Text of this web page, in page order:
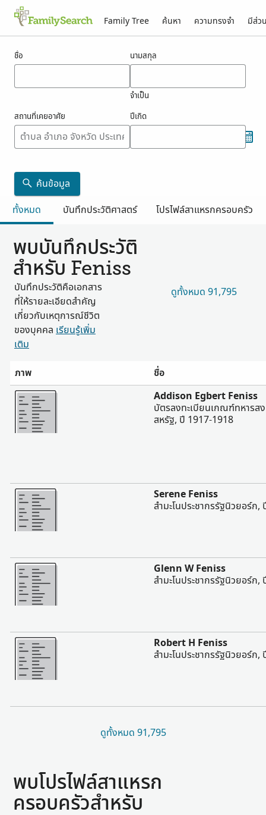
Family Tree ค้นหา ความทรงจำ มีส่ว
ชื่อ นามสกุล
จำเป็น
สถานที่เคยอาศัย
ปีเกิด
ค้นข้อมูล
ทั้งหมด
บันทึกประวัติศาสตร์ โปรไฟล์สาแหรกครอบครัว
พบบันทึกประวัติ
สำหรับ Feniss
บันทึกประวัติคือเอกสาร
ที่ให้รายละเอียดสำคัญ
เกี่ยวกับเหตุการณ์ชีวิต
ของบุคคล เรียนรู้เพิ่ม
เติม
ดูทั้งหมด 91,795
ภาพ
ชื่อ
มากขึ้น
Addison Egbert Feniss
บัตรลงทะเบียนเกณฑ์ทหารส
สหรัฐ, ปี 1917-1918
มากขึ้น
Serene Feniss
สํามะโนประชากรรัฐนิวยอร์ก,
มากขึ้น
Glenn W Feniss
สํามะโนประชากรรัฐนิวยอร์ก,
มากขึ้น
Robert H Feniss
สํามะโนประชากรรัฐนิวยอร์ก,
ดูทั้งหมด 91,795
พบโปรไฟล์สาแหรก
ครอบครัวสำหรับ